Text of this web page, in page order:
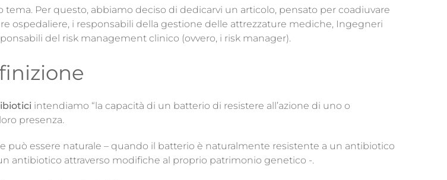
Per questo, abbiamo deciso di dedicarvi un articolo, pensato per coadiuvare
ospedaliere, i responsabili della gestione delle attrezzature mediche, Ingegneri
del risk management clinico (ovvero, i risk manager).
intendiamo “la capacità di un batterio di resistere all’azione di uno o
presenza.
può essere naturale – quando il batterio è naturalmente resistente a un antibiotico
antibiotico attraverso modifiche al proprio patrimonio genetico -.